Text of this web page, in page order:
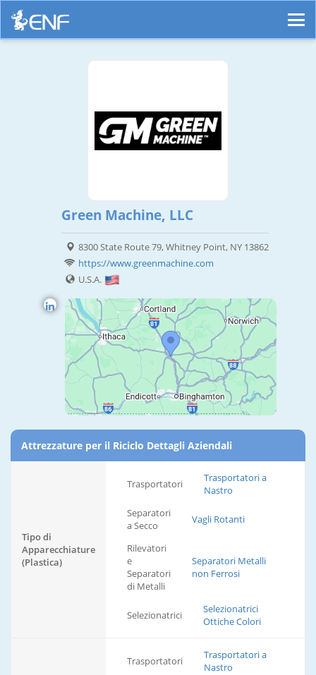
Green Machine, LLC
8300 State Route 79, Whitney Point, NY 13862
https://www.greenmachine.com
U.S.A.
Attrezzature per il Riciclo Dettagli Aziendali
Tipo di
Apparecchiature
(Plastica)
Trasportatori
Trasportatori a
Nastro
Separatori
a Secco
Vagli Rotanti
Rilevatori
e
Separatori
di Metalli
Separatori Metalli
non Ferrosi
Selezionatrici
Selezionatrici
Ottiche Colori
Trasportatori
Trasportatori a
Nastro